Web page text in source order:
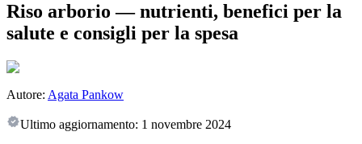
Riso arborio — nutrienti, benefici per la
salute e consigli per la spesa
Autore: Agata Pankow
Ultimo aggiornamento: 1 novembre 2024